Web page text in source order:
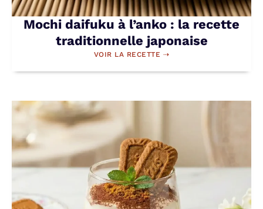
Mochi daifuku à l’anko : la recette
traditionnelle japonaise
VOIR LA RECETTE ⇢